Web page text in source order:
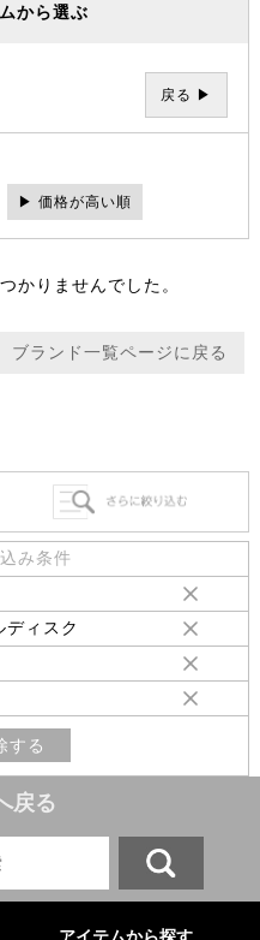
から選ぶ
戻る ▶
▶ 価格が高い順
かりませんでした。
ブランド一覧ページに戻る
み条件
ディスク
する
戻る